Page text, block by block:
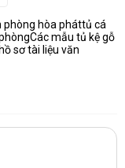
phòng hòa pháttủ cá
Các mẫu tủ kệ gỗ
sơ tài liệu văn